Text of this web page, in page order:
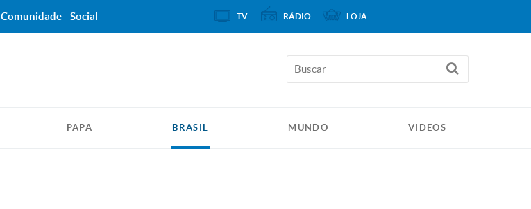
PAPA BRASIL MUNDO VIDEOS
Comunidade Social TV RÁDIO LOJA